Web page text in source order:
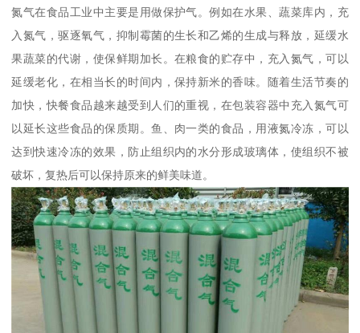
氮气在食品工业中主要是用做保护气。例如在水果、蔬菜库内，充
入氮气，驱逐氧气，抑制霉菌的生长和乙烯的生成与释放，延缓水
果蔬菜的代谢，使保鲜期加长。在粮食的贮存中，充入氮气，可以
延缓老化，在相当长的时间内，保持新米的香味。随着生活节奏的
加快，快餐食品越来越受到人们的重视，在包装容器中充入氮气可
以延长这些食品的保质期。鱼、肉一类的食品，用液氮冷冻，可以
达到快速冷冻的效果，防止组织内的水分形成玻璃体，使组织不被
破坏，复热后可以保持原来的鲜美味道。